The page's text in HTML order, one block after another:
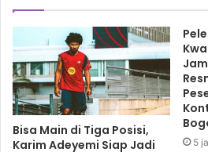
Bahkan fasilitator datang langsung
untuk mengajar tips dan trik
yang dihasilkan mendapat order
pandemi dan bisa memasarkan
wilayah.
Bisa Main di Tiga Posisi,
Karim Adeyemi Siap Jadi
5